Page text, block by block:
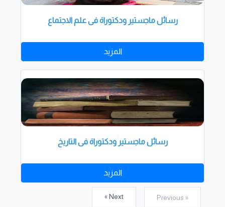
رسائل ماجستير ودكتوراة فى علم الاجتماع
المزيد
رسائل ماجستير ودكتوراة فى التاريخ
المزيد
« Previous
Next »